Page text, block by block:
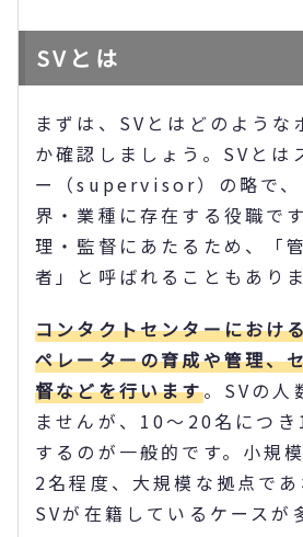
SVとは
まずは、SVとはどのような
か確認しましょう。SVとは
ー（supervisor）の略で、
界・業種に存在する役職で
理・監督にあたるため、「
者」と呼ばれることもありま
コンタクトセンターにおけ
ペレーターの育成や管理、
督などを行います。SVの人
ませんが、10～20名につき
するのが一般的です。小規
2名程度、大規模な拠点で
SVが在籍しているケースが